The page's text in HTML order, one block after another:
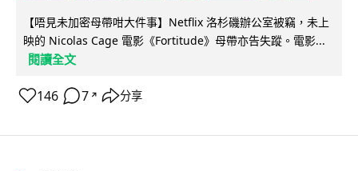
【唔見未加密母帶咁大件事】Netflix 洛杉磯辦公室被竊，未上
映的 Nicolas Cage 電影《Fortitude》母帶亦告失蹤。電影...
閱讀全文
146 7 ↗ 分享